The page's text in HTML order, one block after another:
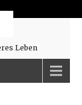
Leben